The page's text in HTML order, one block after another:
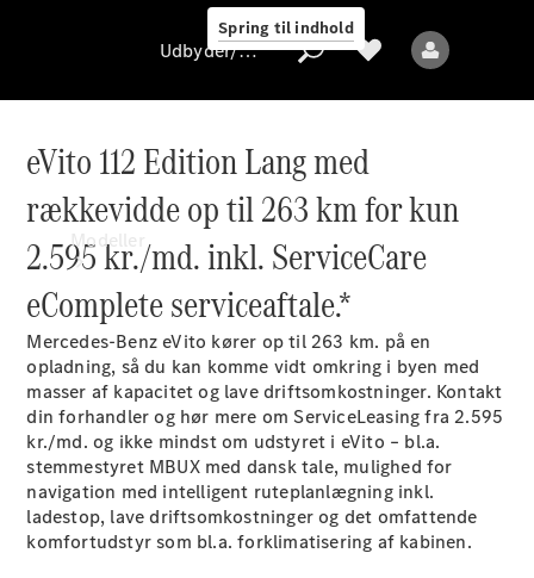
Spring til indhold
Udbyder/databeskyttelse
Modeller
Alle modeller
Elektriske modeller
Udbyder/databeskyttelse
eVito 112 Edition Lang med
rækkevidde op til 263 km for kun
2.595 kr./md. inkl. ServiceCare
eComplete serviceaftale.*
Mercedes-Benz eVito kører op til 263 km. på en
opladning, så du kan komme vidt omkring i byen med
masser af kapacitet og lave driftsomkostninger. Kontakt
din forhandler og hør mere om ServiceLeasing fra 2.595
kr./md. og ikke mindst om udstyret i eVito – bl.a.
stemmestyret MBUX med dansk tale, mulighed for
navigation med intelligent ruteplanlægning inkl.
ladestop, lave driftsomkostninger og det omfattende
komfortudstyr som bl.a. forklimatisering af kabinen.